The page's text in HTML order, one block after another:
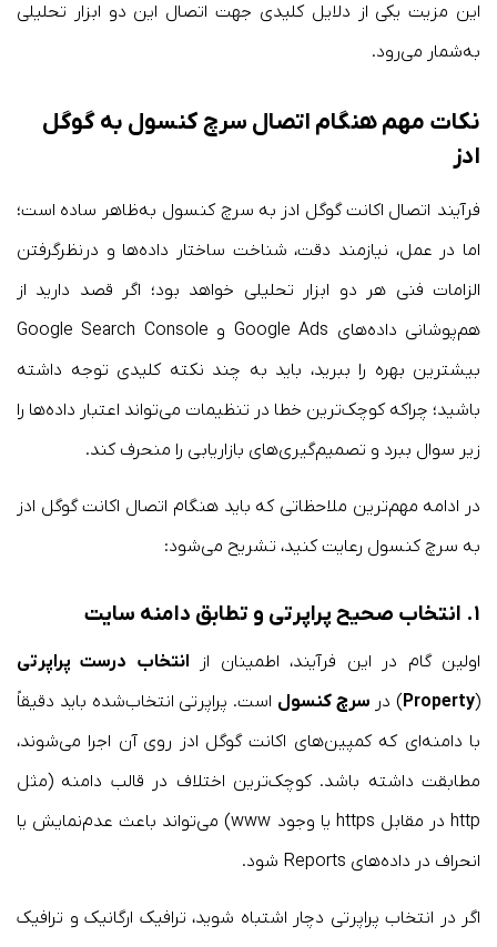
این مزیت یکی از دلایل کلیدی جهت اتصال این دو ابزار تحلیلی
به‌شمار می‌رود.
نکات مهم هنگام اتصال سرچ کنسول به گوگل
ادز
فرآیند اتصال اکانت گوگل ادز به سرچ کنسول به‌ظاهر ساده است؛
اما در عمل، نیازمند دقت، شناخت ساختار داده‌ها و درنظرگرفتن
الزامات فنی هر دو ابزار تحلیلی خواهد بود؛ اگر قصد دارید از
هم‌پوشانی داده‌های Google Ads و Google Search Console
بیشترین بهره را ببرید، باید به چند نکته کلیدی توجه داشته
باشید؛ چراکه کوچک‌ترین خطا در تنظیمات می‌تواند اعتبار داده‌ها را
زیر سوال ببرد و تصمیم‌گیری‌های بازاریابی را منحرف کند.
در ادامه مهم‌ترین ملاحظاتی که باید هنگام اتصال اکانت گوگل ادز
به سرچ کنسول رعایت کنید، تشریح می‌شود:
۱. انتخاب صحیح پراپرتی و تطابق دامنه سایت
اولین گام در این فرآیند، اطمینان از انتخاب درست پراپرتی
(
Property) در سرچ کنسول است. پراپرتی انتخاب‌شده باید دقیقاً
با دامنه‌ای که کمپین‌های اکانت گوگل ادز روی آن اجرا می‌شوند،
مطابقت داشته باشد. کوچک‌ترین اختلاف در قالب دامنه (مثل
http در مقابل https یا وجود www) می‌تواند باعث عدم‌نمایش یا
انحراف در داده‌های Reports شود.
اگر در انتخاب پراپرتی دچار اشتباه شوید، ترافیک ارگانیک و ترافیک